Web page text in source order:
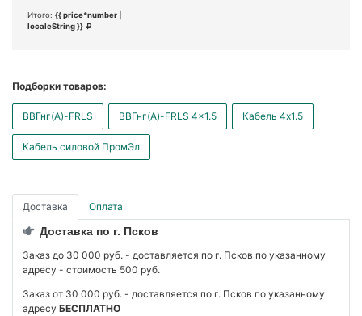
Итого: {{ price*number |
localeString }}
Подборки товаров:
ВВГнг(А)-FRLS ВВГнг(А)-FRLS 4x1.5 Кабель 4x1.5
Кабель силовой ПромЭл
Доставка Оплата
Доставка по г. Псков
Заказ до 30 000 руб. - доставляется по г. Псков по указанному
адресу - стоимость 500 руб.
Заказ от 30 000 руб. - доставляется по г. Псков по указанному
адресу БЕСПЛАТНО